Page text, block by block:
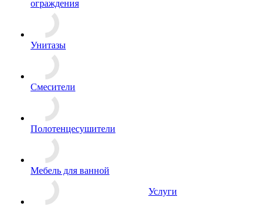
ограждения
Унитазы
Смесители
Полотенцесушители
Мебель для ванной
Услуги